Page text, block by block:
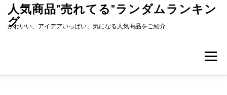
キ
人気商品”売れてる”ランダムランキン
グ
かわいい、アイデアいっぱい、気になる人気商品をご紹介
メニュー